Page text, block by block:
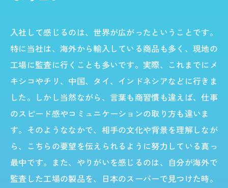
入社して感じるのは、世界が広がったということです。
特に当社は、海外から輸入している商品も多く、現地の
工場に監査に行くことも多いです。実際、これまでにメ
キシコやチリ、中国、タイ、インドネシアなどに行きま
した。しかし当然ながら、言葉も商習慣も違えば、仕事
のスピード感やコミュニケーションの取り方も違いま
す。そのようななかで、相手の文化や背景を理解しなが
ら、こちらの要望を伝えられるように努力している真っ
最中です。また、やりがいを感じるのは、自分が海外で
監査した工場の製品を、日本のスーパーで見つけた時。